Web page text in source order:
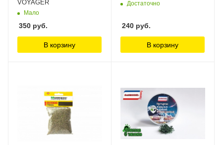
VOYAGER
Мало
350 руб.
В корзину
Достаточно
240 руб.
В корзину